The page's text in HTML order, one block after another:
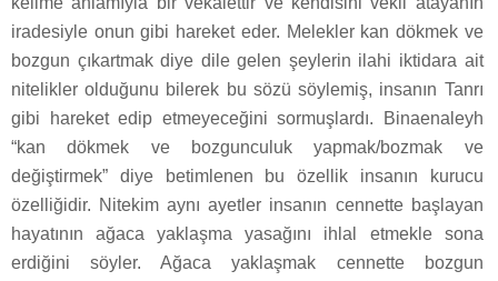
iradesiyle onun gibi hareket eder. Melekler kan dökmek ve
bozgun çıkartmak diye dile gelen şeylerin ilahi iktidara ait
nitelikler olduğunu bilerek bu sözü söylemiş, insanın Tanrı
gibi hareket edip etmeyeceğini sormuşlardı. Binaenaleyh
“kan dökmek ve bozgunculuk yapmak/bozmak ve
değiştirmek” diye betimlenen bu özellik insanın kurucu
özelliğidir. Nitekim aynı ayetler insanın cennette başlayan
hayatının ağaca yaklaşma yasağını ihlal etmekle sona
erdiğini söyler. Ağaca yaklaşmak cennette bozgun